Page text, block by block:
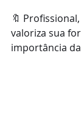
🔖
valoriza sua
importância